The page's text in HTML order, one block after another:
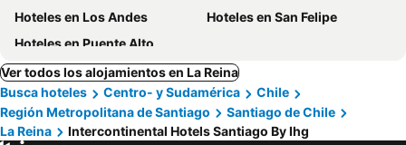
Hoteles en Los Andes
Hoteles en San Felipe
Hoteles en Puente Alto
Ver todos los alojamientos en La Reina
Busca hoteles
Centro- y Sudamérica
Chile
Región Metropolitana de Santiago
Santiago de Chile
La Reina
Intercontinental Hotels Santiago By Ihg